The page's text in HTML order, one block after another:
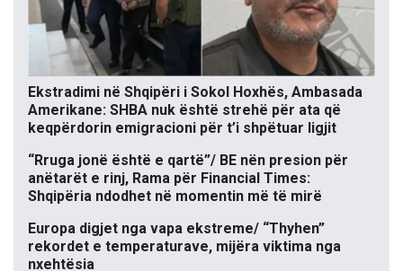
Ekstradimi në Shqipëri i Sokol Hoxhës, Ambasada
Amerikane: SHBA nuk është strehë për ata që
keqpërdorin emigracioni për t’i shpëtuar ligjit
“Rruga jonë është e qartë”/ BE nën presion për
anëtarët e rinj, Rama për Financial Times:
Shqipëria ndodhet në momentin më të mirë
Europa digjet nga vapa ekstreme/ “Thyhen”
rekordet e temperaturave, mijëra viktima nga
nxehtësia